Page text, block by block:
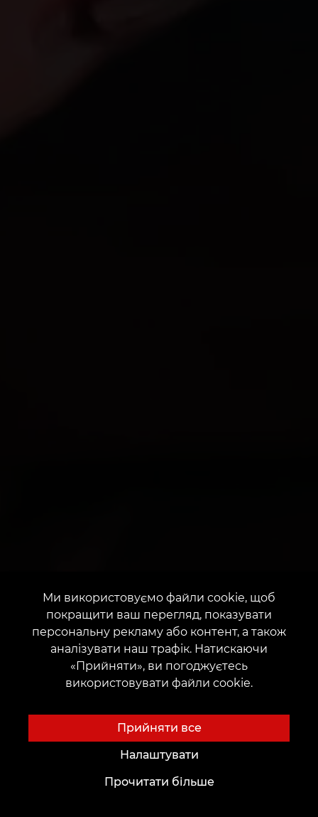
Ми використовуємо файли cookie, щоб
покращити ваш перегляд, показувати
персональну рекламу або контент, а також
аналізувати наш трафік. Натискаючи
«Прийняти», ви погоджуєтесь
використовувати файли cookie.
Прийняти все
Налаштувати
Прочитати більше